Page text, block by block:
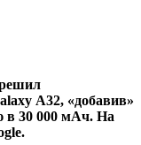
A32, «добавив»
в 30 000 мАч. На